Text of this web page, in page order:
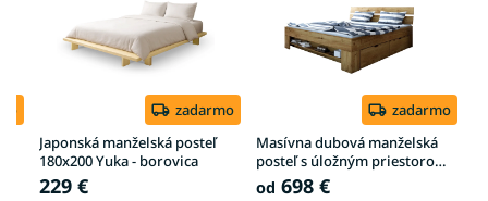
zadarmo
Japonská manželská posteľ
180x200 Yuka - borovica
229 €
zadarmo
Masívna dubová manželská
posteľ s úložným priestorom
Stela
od 698 €